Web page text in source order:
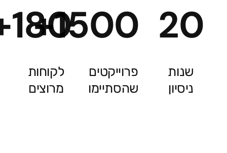
20
שנות
ניסיון
1500+
פרוייקטים
שהסתיימו
180+
לקוחות
מרוצים